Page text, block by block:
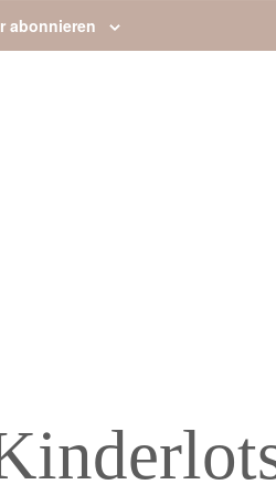
abonnieren